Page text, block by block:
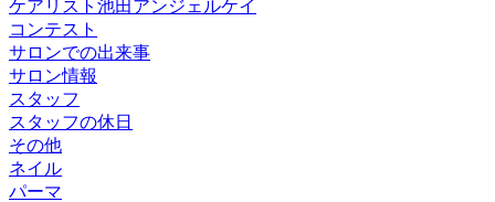
ケアリスト池田アンジェルケイ
コンテスト
サロンでの出来事
サロン情報
スタッフ
スタッフの休日
その他
ネイル
パーマ